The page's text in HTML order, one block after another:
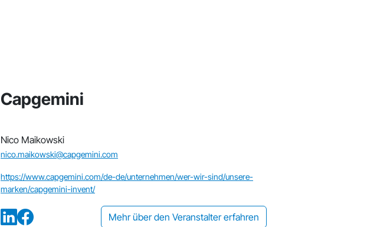
Capgemini
Nico Maikowski
nico.maikowski@capgemini.com
https://www.capgemini.com/de-de/unternehmen/wer-wir-sind/unsere-
marken/capgemini-invent/
Mehr über den Veranstalter erfahren